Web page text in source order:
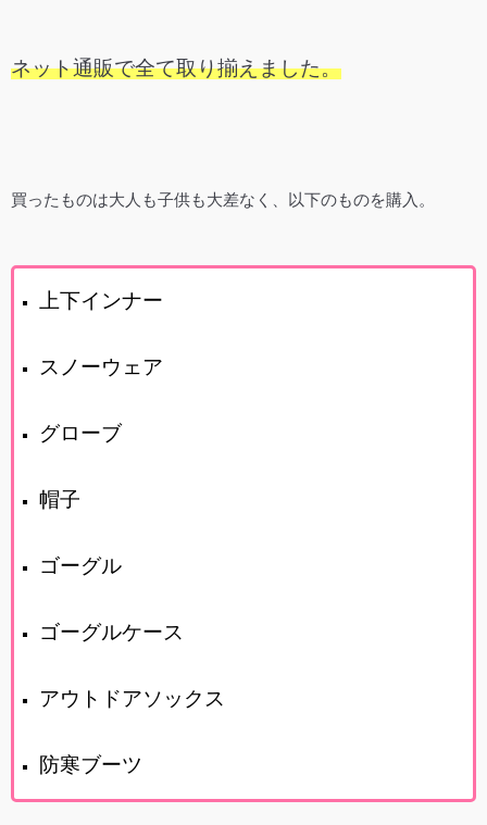
ネット通販で全て取り揃えました。
買ったものは大人も子供も大差なく、以下のものを購入。
上下インナー
スノーウェア
グローブ
帽子
ゴーグル
ゴーグルケース
アウトドアソックス
防寒ブーツ